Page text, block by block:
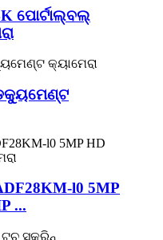
ପୋର୍ଟାଲ୍‌ବଲ୍
ଡକ୍ୟୁମେଣ୍ଟ
l0 5MP
...